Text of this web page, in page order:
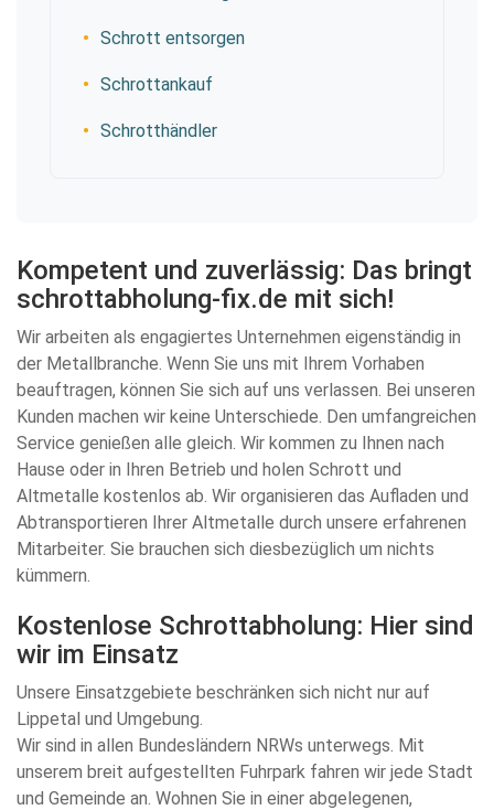
Schrott entsorgen
Schrottankauf
Schrotthändler
Kompetent und zuverlässig: Das bringt
schrottabholung-fix.de mit sich!
Wir arbeiten als engagiertes Unternehmen eigenständig in
der Metallbranche. Wenn Sie uns mit Ihrem Vorhaben
beauftragen, können Sie sich auf uns verlassen. Bei unseren
Kunden machen wir keine Unterschiede. Den umfangreichen
Service genießen alle gleich. Wir kommen zu Ihnen nach
Hause oder in Ihren Betrieb und holen Schrott und
Altmetalle kostenlos ab. Wir organisieren das Aufladen und
Abtransportieren Ihrer Altmetalle durch unsere erfahrenen
Mitarbeiter. Sie brauchen sich diesbezüglich um nichts
kümmern.
Kostenlose Schrottabholung: Hier sind
wir im Einsatz
Unsere Einsatzgebiete beschränken sich nicht nur auf
Lippetal und Umgebung.
Wir sind in allen Bundesländern NRWs unterwegs. Mit
unserem breit aufgestellten Fuhrpark fahren wir jede Stadt
und Gemeinde an. Wohnen Sie in einer abgelegenen,